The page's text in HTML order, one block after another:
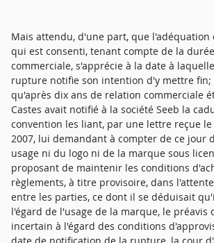
Mais attendu, d'une part, que l'adéquation
qui est consenti, tenant compte de la
commerciale, s'apprécie à la date à
rupture notifie son intention d'y mettre fin;
qu'après dix ans de relation commerciale
Castes avait notifié à la société Seeb la
convention les liant, par une lettre reçue
2007, lui demandant à compter de ce jour
usage ni du logo ni de la marque sous
proposant de maintenir les conditions
règlements, à titre provisoire, dans
entre les parties, ce dont il se déduisait
l'égard de l'usage de la marque, le préavis
incertain à l'égard des conditions